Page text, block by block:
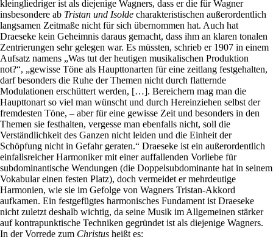
kleingliedriger ist als diejenige Wagners, dass er die für Wagner
insbesondere ab Tristan und Isolde charakteristischen außerordentlich
langsamen Zeitmaße nicht für sich übernommen hat. Auch hat
Draeseke kein Geheimnis daraus gemacht, dass ihm an klaren tonalen
Zentrierungen sehr gelegen war. Es müssten, schrieb er 1907 in einem
Aufsatz namens „Was tut der heutigen musikalischen Produktion
not?“, „gewisse Töne als Haupttonarten für eine zeitlang festgehalten,
darf besonders die Ruhe der Themen nicht durch flatternde
Modulationen erschüttert werden, […]. Bereichern mag man die
Haupttonart so viel man wünscht und durch Hereinziehen selbst der
fremdesten Töne, – aber für eine gewisse Zeit und besonders in den
Themen sie festhalten, vergesse man ebenfalls nicht, soll die
Verständlichkeit des Ganzen nicht leiden und die Einheit der
Schöpfung nicht in Gefahr geraten.“ Draeseke ist ein außerordentlich
einfallsreicher Harmoniker mit einer auffallenden Vorliebe für
subdominantische Wendungen (die Doppelsubdominante hat in seinem
Vokabular einen festen Platz), doch vermeidet er mehrdeutige
Harmonien, wie sie im Gefolge von Wagners Tristan-Akkord
aufkamen. Ein festgefügtes harmonisches Fundament ist Draeseke
nicht zuletzt deshalb wichtig, da seine Musik im Allgemeinen stärker
auf kontrapunktische Techniken gegründet ist als diejenige Wagners.
In der Vorrede zum Christus heißt es: